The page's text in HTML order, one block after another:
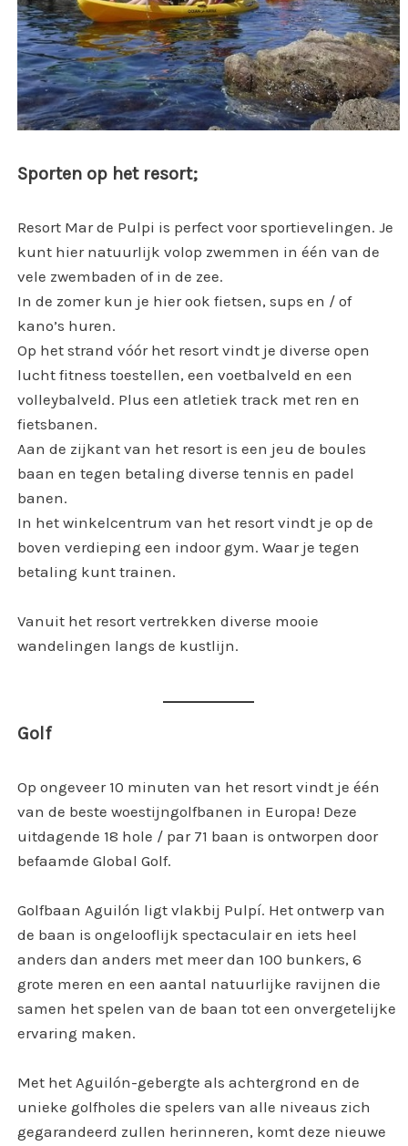
Sporten op het resort;
Resort Mar de Pulpi is perfect voor sportievelingen. Je
kunt hier natuurlijk volop zwemmen in één van de
vele zwembaden of in de zee.
In de zomer kun je hier ook fietsen, sups en / of
kano’s huren.
Op het strand vóór het resort vindt je diverse open
lucht fitness toestellen, een voetbalveld en een
volleybalveld. Plus een atletiek track met ren en
fietsbanen.
Aan de zijkant van het resort is een jeu de boules
baan en tegen betaling diverse tennis en padel
banen.
In het winkelcentrum van het resort vindt je op de
boven verdieping een indoor gym. Waar je tegen
betaling kunt trainen.
Vanuit het resort vertrekken diverse mooie
wandelingen langs de kustlijn.
Golf
Op ongeveer 10 minuten van het resort vindt je één
van de beste woestijngolfbanen in Europa! Deze
uitdagende 18 hole / par 71 baan is ontworpen door
befaamde Global Golf.
Golfbaan Aguilón ligt vlakbij Pulpí. Het ontwerp van
de baan is ongelooflijk spectaculair en iets heel
anders dan anders met meer dan 100 bunkers, 6
grote meren en een aantal natuurlijke ravijnen die
samen het spelen van de baan tot een onvergetelijke
ervaring maken.
Met het Aguilón-gebergte als achtergrond en de
unieke golfholes die spelers van alle niveaus zich
gegarandeerd zullen herinneren, komt deze nieuwe